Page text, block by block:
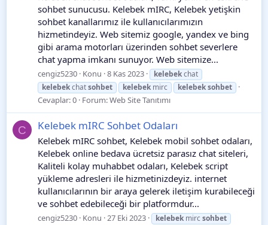
sohbet sunucusu. Kelebek mIRC, Kelebek yetişkin
sohbet kanallarımız ile kullanıcılarımızın
hizmetindeyiz. Web sitemiz google, yandex ve bing
gibi arama motorları üzerinden sohbet severlere
chat yapma imkanı sunuyor. Web sitemize...
cengiz5230 Konu 8 Kas 2023 kelebekchat
kelebekchatsohbet kelebek mirc kelebeksohbet
Cevaplar: 0 Forum:Web Site Tanıtımı
C Kelebek mIRC Sohbet Odaları
Kelebek mIRC sohbet, Kelebek mobil sohbet odaları,
Kelebek online bedava ücretsiz parasız chat siteleri,
Kaliteli kolay muhabbet odaları, Kelebek script
yükleme adresleri ile hizmetinizdeyiz. internet
kullanıcılarının bir araya gelerek iletişim kurabileceği
ve sohbet edebileceği bir platformdur...
cengiz5230 Konu 27 Eki 2023 kelebek mircsohbet